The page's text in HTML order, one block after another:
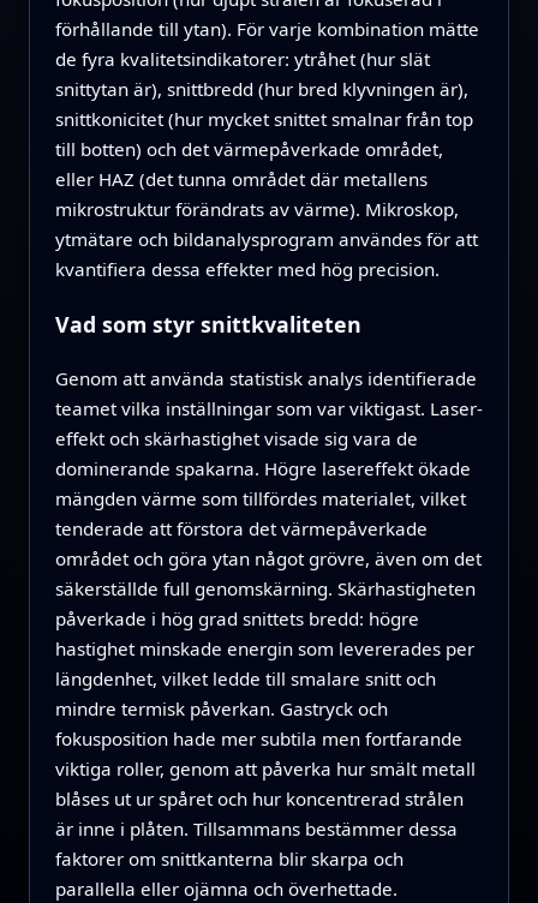
förhållande till ytan). För varje kombination mätte
de fyra kvalitetsindikatorer: ytråhet (hur slät
snittytan är), snittbredd (hur bred klyvningen är),
snittkonicitet (hur mycket snittet smalnar från top
till botten) och det värmepåverkade området,
eller HAZ (det tunna området där metallens
mikrostruktur förändrats av värme). Mikroskop,
ytmätare och bildanalysprogram användes för att
kvantifiera dessa effekter med hög precision.
Vad som styr snittkvaliteten
Genom att använda statistisk analys identifierade
teamet vilka inställningar som var viktigast. Laser­
effekt och skärhastighet visade sig vara de
dominerande spakarna. Högre laser­effekt ökade
mängden värme som tillfördes materialet, vilket
tenderade att förstora det värmepåverkade
området och göra ytan något grövre, även om det
säkerställde full genomskärning. Skärhastigheten
påverkade i hög grad snittets bredd: högre
hastighet minskade energin som levererades per
längdenhet, vilket ledde till smalare snitt och
mindre termisk påverkan. Gastryck och
fokusposition hade mer subtila men fortfarande
viktiga roller, genom att påverka hur smält metall
blåses ut ur spåret och hur koncentrerad strålen
är inne i plåten. Tillsammans bestämmer dessa
faktorer om snittkanterna blir skarpa och
parallella eller ojämna och överhettade.